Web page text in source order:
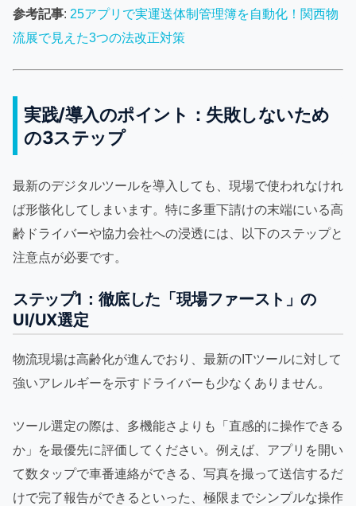
参考記事: 25アプリで実運送体制管理簿を自動化！関西物
流展で見えた3つの法改正対策
実践/導入のポイント：失敗しないため
の3ステップ
最新のデジタルツールを導入しても、現場で使われなけれ
ば形骸化してしまいます。特に多重下請けの末端にいる高
齢ドライバーや協力会社への浸透には、以下のステップと
注意点が必要です。
ステップ1：徹底した「現場ファースト」の
UI/UX選定
物流現場は高齢化が進んでおり、最新のITツールに対して
強いアレルギーを示すドライバーも少なくありません。
ツール選定の際は、多機能さよりも「直感的に操作できる
か」を最優先に評価してください。例えば、アプリを開い
て数タップで車番連絡ができる、写真を撮って送信するだ
けで完了報告ができるといった、極限までシンプルな操作